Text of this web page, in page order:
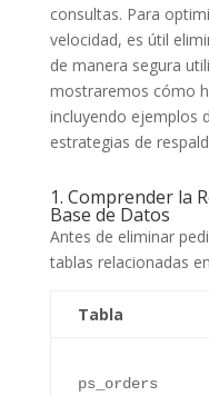
consultas. Para
velocidad, es útil
de manera segura
mostraremos cómo
incluyendo ejemplos
estrategias de
1. Comprender la
Base de Datos
Antes de eliminar
tablas relacionadas
Tabla
ps_orders